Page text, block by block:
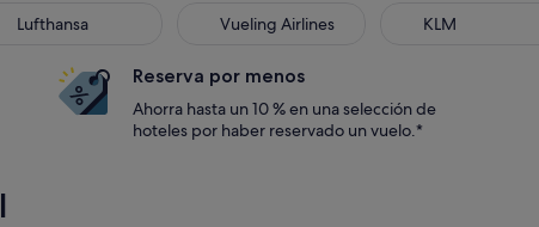
Lufthansa Vueling Airlines
Vueling Airlines KLM
Reserva por menos
Ahorra hasta un 10 % en una selección de
hoteles por haber reservado un vuelo.*